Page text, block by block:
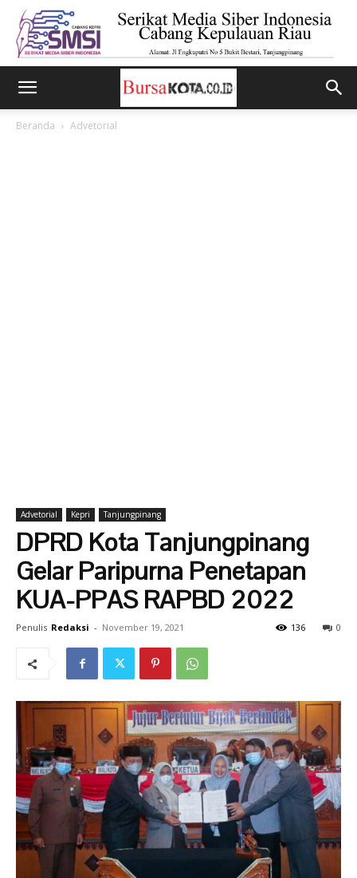
Beranda Advetorial
Advetorial Kepri Tanjungpinang
DPRD Kota Tanjungpinang
Gelar Paripurna Penetapan
KUA-PPAS RAPBD 2022
Penulis Redaksi - November 19, 2021 0
136